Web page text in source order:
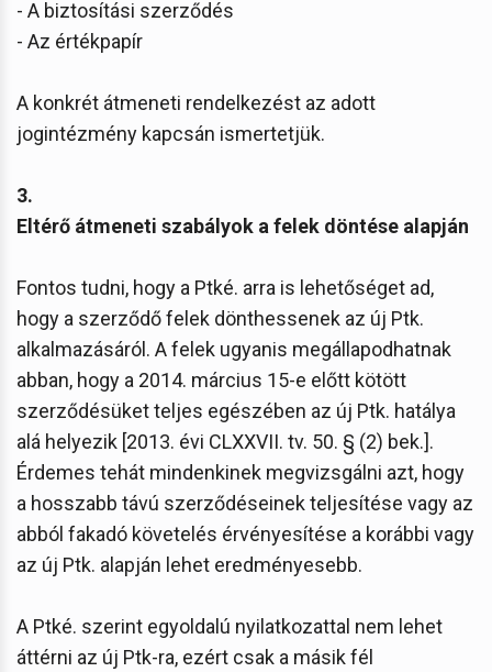
- A biztosítási szerződés
- Az értékpapír
A konkrét átmeneti rendelkezést az adott
jogintézmény kapcsán ismertetjük.
3.
Eltérő átmeneti szabályok a felek döntése alapján
Fontos tudni, hogy a Ptké. arra is lehetőséget ad,
hogy a szerződő felek dönthessenek az új Ptk.
alkalmazásáról. A felek ugyanis megállapodhatnak
abban, hogy a 2014. március 15-e előtt kötött
szerződésüket teljes egészében az új Ptk. hatálya
alá helyezik [2013. évi CLXXVII. tv. 50. § (2) bek.].
Érdemes tehát mindenkinek megvizsgálni azt, hogy
a hosszabb távú szerződéseinek teljesítése vagy az
abból fakadó követelés érvényesítése a korábbi vagy
az új Ptk. alapján lehet eredményesebb.
A Ptké. szerint egyoldalú nyilatkozattal nem lehet
áttérni az új Ptk-ra, ezért csak a másik fél